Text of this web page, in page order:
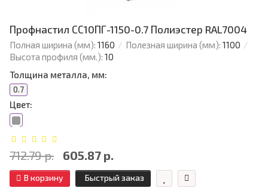
Профнастил СС10ПГ-1150-0.7 Полиэстер RAL7004
Полная ширина (мм): 1160 Полезная ширина (мм): 1100
Высота профиля (мм.): 10
Толщина металла, мм:
0.7
Цвет:
712.79 р. 605.87 р.
В корзину Быстрый заказ